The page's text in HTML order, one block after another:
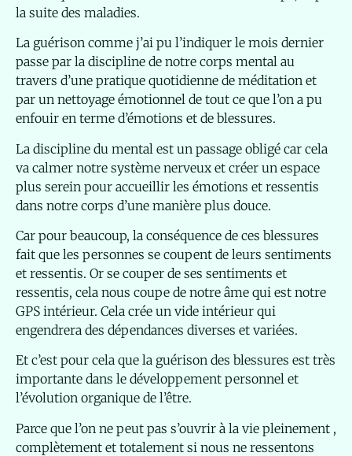
la suite des maladies.
La guérison comme j’ai pu l’indiquer le mois dernier
passe par la discipline de notre corps mental au
travers d’une pratique quotidienne de méditation et
par un nettoyage émotionnel de tout ce que l’on a pu
enfouir en terme d’émotions et de blessures.
La discipline du mental est un passage obligé car cela
va calmer notre système nerveux et créer un espace
plus serein pour accueillir les émotions et ressentis
dans notre corps d’une manière plus douce.
Car pour beaucoup, la conséquence de ces blessures
fait que les personnes se coupent de leurs sentiments
et ressentis. Or se couper de ses sentiments et
ressentis, cela nous coupe de notre âme qui est notre
GPS intérieur. Cela crée un vide intérieur qui
engendrera des dépendances diverses et variées.
Et c’est pour cela que la guérison des blessures est très
importante dans le développement personnel et
l’évolution organique de l’être.
Parce que l’on ne peut pas s’ouvrir à la vie pleinement ,
complètement et totalement si nous ne ressentons